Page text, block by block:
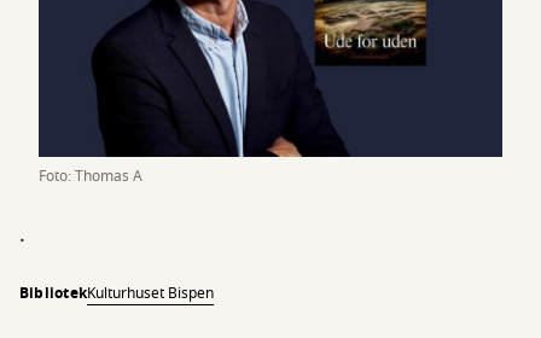
Foto: Thomas A
.
BibliotekKulturhuset Bispen